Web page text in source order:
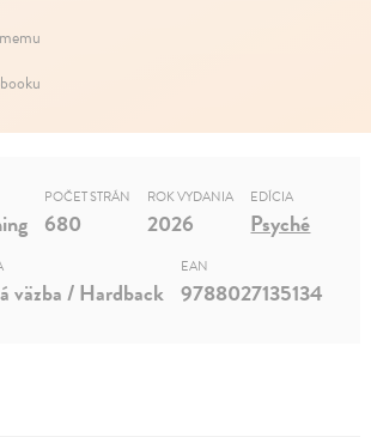
POČET STRÁN
680
ROK VYDANIA
2026
EDÍCIA
Psyché
väzba / Hardback
EAN
9788027135134